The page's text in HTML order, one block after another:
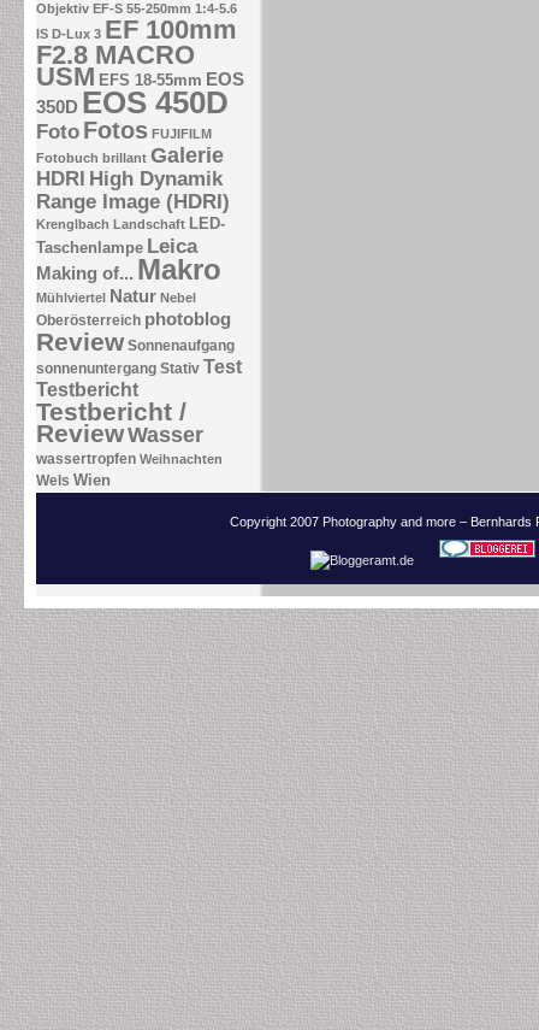
Objektiv EF-S 55-250mm 1:4-5.6
IS D-Lux 3 EF 100mm
F2.8 MACRO
USM EFS 18-55mm EOS
350D EOS 450D
Foto Fotos FUJIFILM
Fotobuch brillant Galerie
HDRI High Dynamik
Range Image (HDRI)
Krenglbach Landschaft LED-
Taschenlampe Leica
Making of... Makro
Mühlviertel Natur Nebel
Oberösterreich photoblog
Review Sonnenaufgang
sonnenuntergang Stativ Test
Testbericht
Testbericht /
ReviewWasser
wassertropfen Weihnachten
Wels Wien
Copyright 2007 Photography and more –